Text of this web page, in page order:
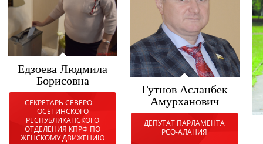
Едзоева Людмила
Борисовна
СЕКРЕТАРЬ СЕВЕРО —
ОСЕТИНСКОГО
РЕСПУБЛИКАНСКОГО
ОТДЕЛЕНИЯ КПРФ ПО
ЖЕНСКОМУ ДВИЖЕНИЮ
Гутнов Асланбек
Амурханович
ДЕПУТАТ ПАРЛАМЕНТА
РСО-АЛАНИЯ